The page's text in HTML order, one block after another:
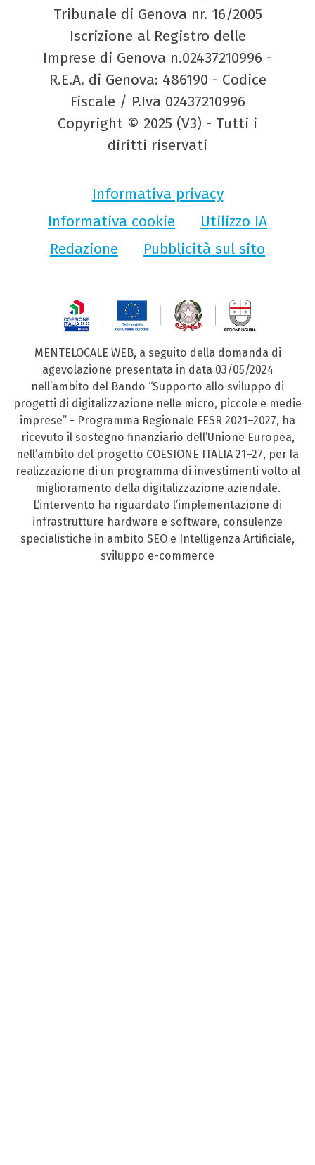
Tribunale di Genova nr. 16/2005
Iscrizione al Registro delle
Imprese di Genova n.02437210996 -
R.E.A. di Genova: 486190 - Codice
Fiscale / P.Iva 02437210996
Copyright © 2025 (V3) - Tutti i
diritti riservati
Informativa privacy
Informativa cookie
Utilizzo IA
Redazione
Pubblicità sul sito
MENTELOCALE WEB, a seguito della domanda di
agevolazione presentata in data 03/05/2024
nell’ambito del Bando “Supporto allo sviluppo di
progetti di digitalizzazione nelle micro, piccole e medie
imprese” - Programma Regionale FESR 2021–2027, ha
ricevuto il sostegno finanziario dell’Unione Europea,
nell’ambito del progetto COESIONE ITALIA 21–27, per la
realizzazione di un programma di investimenti volto al
miglioramento della digitalizzazione aziendale.
L’intervento ha riguardato l’implementazione di
infrastrutture hardware e software, consulenze
specialistiche in ambito SEO e Intelligenza Artificiale,
sviluppo e-commerce